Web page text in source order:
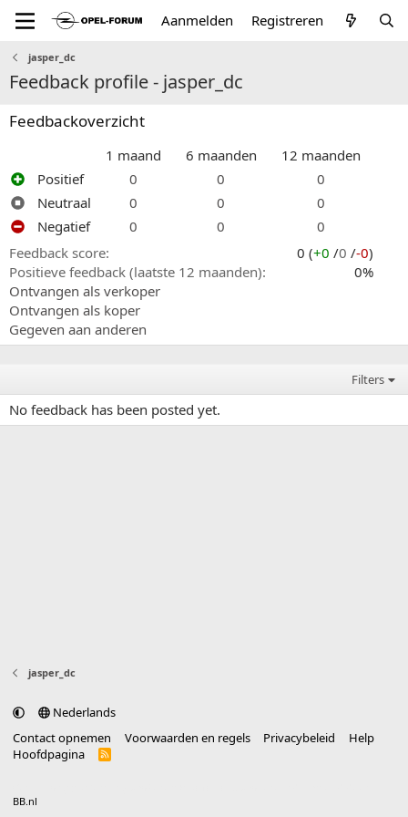
Aanmelden Registreren
jasper_dc
Feedback profile - jasper_dc
Feedbackoverzicht
1 maand 6 maanden
12 maanden
Positief
0 0
0
Neutraal
0 0
0
Negatief
0 0
0
Feedback score
0 (+0 /0 /-0)
Positieve feedback (laatste 12 maanden)
0%
Ontvangen als verkoper
Ontvangen als koper
Gegeven aan anderen
Filters
No feedback has been posted yet.
jasper_dc
Nederlands
Contact opnemen
Voorwaarden en regels Privacybeleid
Help
Hoofdpagina
R
BB.nl